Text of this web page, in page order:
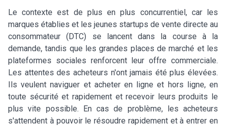
Le contexte est de plus en plus concurrentiel, car les
marques établies et les jeunes startups de vente directe au
consommateur (DTC) se lancent dans la course à la
demande, tandis que les grandes places de marché et les
plateformes sociales renforcent leur offre commerciale.
Les attentes des acheteurs n'ont jamais été plus élevées.
Ils veulent naviguer et acheter en ligne et hors ligne, en
toute sécurité et rapidement et recevoir leurs produits le
plus vite possible. En cas de problème, les acheteurs
s'attendent à pouvoir le résoudre rapidement et à entrer en